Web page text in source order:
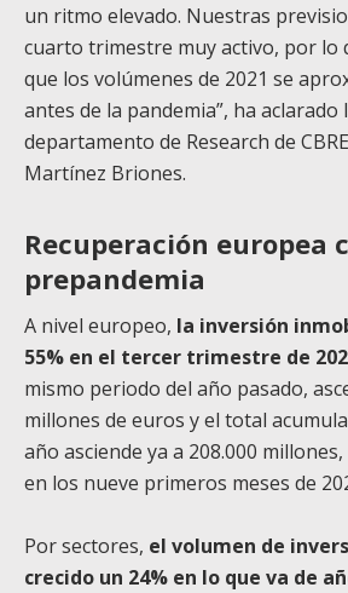
un ritmo elevado. Nuestras
cuarto trimestre muy activo, por lo
que los volúmenes de 2021 se
antes de la pandemia”, ha aclarado
departamento de Research de
Martínez Briones.
Recuperación europea
prepandemia
A nivel europeo, la inversión
55% en el tercer trimestre de
mismo periodo del año pasado,
millones de euros y el total
año asciende ya a 208.000
en los nueve primeros meses de
Por sectores, el volumen de
crecido un 24% en lo que va de